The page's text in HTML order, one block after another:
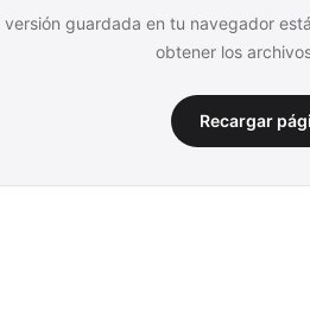
versión guardada en tu navegador
obtener los
Recargar